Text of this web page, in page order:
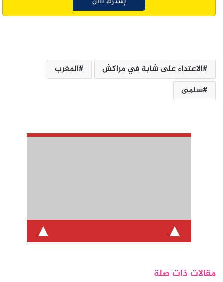
الاعتداء على شابة في مراكش
المغرب
سلمى
مقالات ذات صلة